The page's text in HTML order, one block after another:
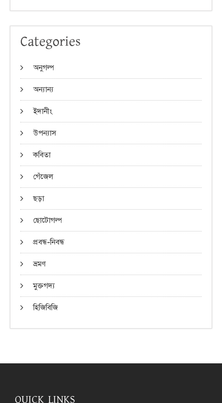
Categories
অনুগল্প
অন্যান্য
ইদানীং
উপন্যাস
কবিতা
গেঁজেল
ছড়া
ছোটোগল্প
প্রবন্ধ-নিবন্ধ
ভ্রমণ
মুক্তগদ্য
হিজিবিজি
QUICK LINKS